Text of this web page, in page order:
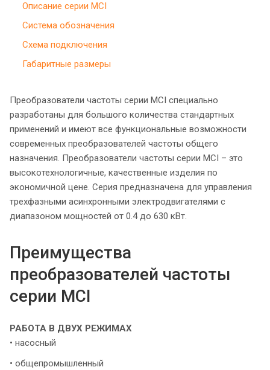
Описание серии MCI
Система обозначения
Схема подключения
Габаритные размеры
Преобразователи частоты серии MCI специально
разработаны для большого количества стандартных
применений и имеют все функциональные возможности
современных преобразователей частоты общего
назначения. Преобразователи частоты серии MCI – это
высокотехнологичные, качественные изделия по
экономичной цене. Серия предназначена для управления
трехфазными асинхронными электродвигателями с
диапазоном мощностей от 0.4 до 630 кВт.
Преимущества
преобразователей частоты
серии MCI
РАБОТА В ДВУХ РЕЖИМАХ
• насосный
• общепромышленный